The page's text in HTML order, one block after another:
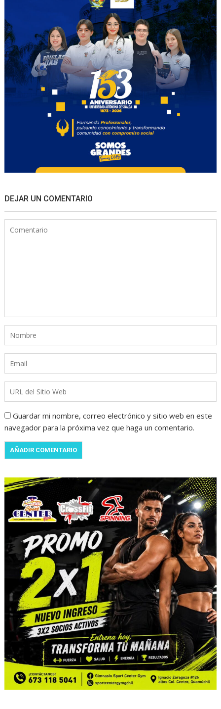
DEJAR UN COMENTARIO
Guardar mi nombre, correo electrónico y sitio web en este
navegador para la próxima vez que haga un comentario.